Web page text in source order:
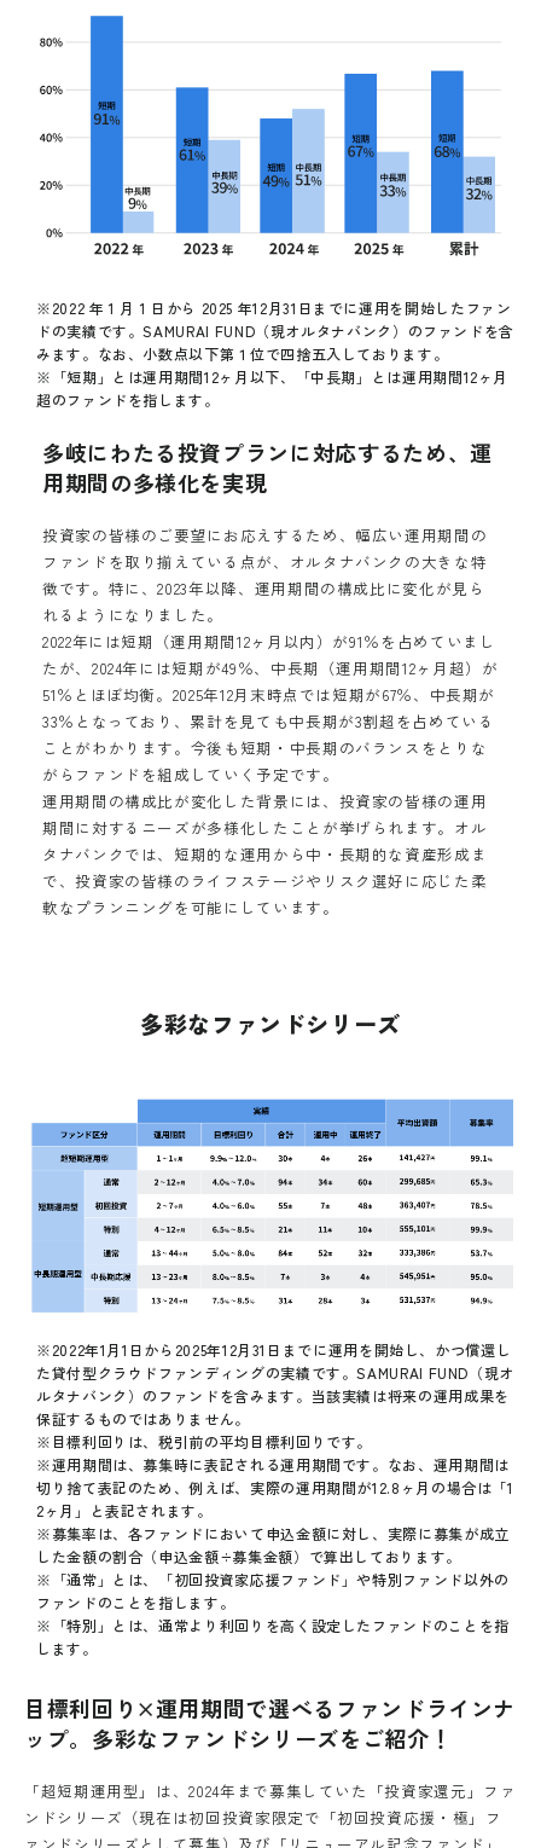
多岐にわたる投資プランに対応するため、運
用期間の多様化を実現
投資家の皆様のご要望にお応えするため、幅広い運用期間の
ファンドを取り揃えている点が、オルタナバンクの大きな特
徴です。特に、2023年以降、運用期間の構成比に変化が見ら
れるようになりました。
2022年には短期（運用期間12ヶ月以内）が91％を占めていまし
たが、2024年には短期が49％、中長期（運用期間12ヶ月超）が
51％とほぼ均衡。2025年12月末時点では短期が67％、中長期が
33％となっており、累計を見ても中長期が3割超を占めている
ことがわかります。今後も短期・中長期のバランスをとりな
がらファンドを組成していく予定です。
運用期間の構成比が変化した背景には、投資家の皆様の運用
期間に対するニーズが多様化したことが挙げられます。オル
タナバンクでは、短期的な運用から中・長期的な資産形成ま
で、投資家の皆様のライフステージやリスク選好に応じた柔
軟なプランニングを可能にしています。
※2022 年 1 月 1 日から 2025 年12月31日までに運用を開始したファン
ドの実績です。SAMURAI FUND（現オルタナバンク）のファンドを含
みます。なお、小数点以下第１位で四捨五入しております。
※「短期」とは運用期間12ヶ月以下、「中長期」とは運用期間12ヶ月
超のファンドを指します。
多彩なファンドシリーズ
※2022年1月1日から2025年12月31日までに運用を開始し、かつ償還し
た貸付型クラウドファンディングの実績です。SAMURAI FUND（現オ
ルタナバンク）のファンドを含みます。当該実績は将来の運用成果を
保証するものではありません。
※目標利回りは、税引前の平均目標利回りです。
※運用期間は、募集時に表記される運用期間です。なお、運用期間は
切り捨て表記のため、例えば、実際の運用期間が12.8ヶ月の場合は「1
2ヶ月」と表記されます。
※募集率は、各ファンドにおいて申込金額に対し、実際に募集が成立
した金額の割合（申込金額÷募集金額）で算出しております。
※「通常」とは、「初回投資家応援ファンド」や特別ファンド以外の
ファンドのことを指します。
※「特別」とは、通常より利回りを高く設定したファンドのことを指
します。
目標利回り×運用期間で選べるファンドラインナ
ップ。多彩なファンドシリーズをご紹介！
「超短期運用型」は、2024年まで募集していた「投資家還元」ファ
ンドシリーズ（現在は初回投資家限定で「初回投資応援・極」フ
ァンドシリーズとして募集）及び「リニューアル記念ファンド」